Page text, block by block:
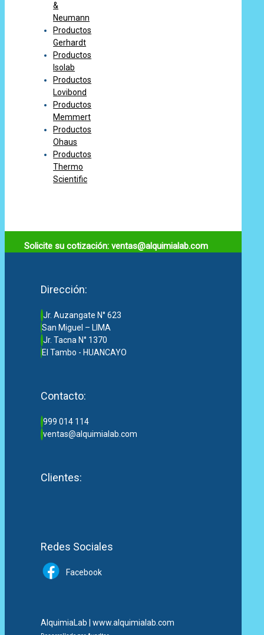
&
Neumann
Productos
Gerhardt
Productos
Isolab
Productos
Lovibond
Productos
Memmert
Productos
Ohaus
Productos
Thermo
Scientific
Solicite su cotización: ventas@alquimialab.com
Dirección:
Jr. Auzangate N° 623
San Miguel – LIMA
Jr. Tacna N° 1370
El Tambo - HUANCAYO
Contacto:
999 014 114
ventas@alquimialab.com
Clientes:
Redes Sociales
Facebook
AlquimiaLab | www.alquimialab.com